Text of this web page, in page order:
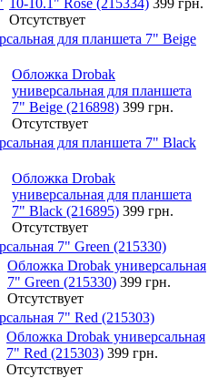
Отсутствует
для планшета 7" Beige
Обложка Drobak
универсальная для планшета
7" Beige (216898) 399 грн.
Отсутствует
для планшета 7" Black
Обложка Drobak
универсальная для планшета
7" Black (216895) 399 грн.
Отсутствует
7" Green (215330)
Обложка Drobak универсальная
7" Green (215330) 399 грн.
Отсутствует
7" Red (215303)
Обложка Drobak универсальная
7" Red (215303) 399 грн.
Отсутствует